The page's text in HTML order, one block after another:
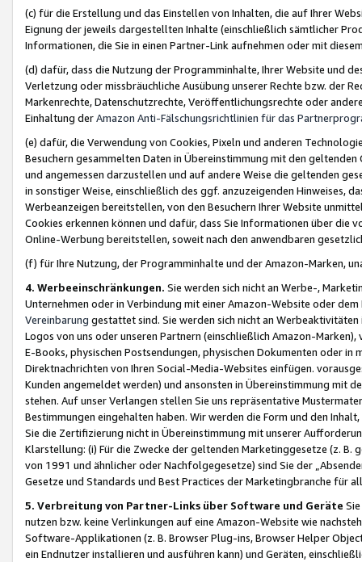
(c) für die Erstellung und das Einstellen von Inhalten, die auf Ihrer
Eignung der jeweils dargestellten Inhalte (einschließlich sämtlicher
Informationen, die Sie in einen Partner-Link aufnehmen oder mit
(d) dafür, dass die Nutzung der Programminhalte, Ihrer Website und
Verletzung oder missbräuchliche Ausübung unserer Rechte bzw. der
Markenrechte, Datenschutzrechte, Veröffentlichungsrechte oder
Einhaltung derAmazon Anti-Fälschungsrichtlinien für das
(e) dafür, die Verwendung von Cookies, Pixeln und anderen
Besuchern gesammelten Daten in Übereinstimmung mit den
und angemessen darzustellen und auf andere Weise die geltenden
in sonstiger Weise, einschließlich des ggf. anzuzeigenden Hinweises,
Werbeanzeigen bereitstellen, von den Besuchern Ihrer Website
Cookies erkennen können und dafür, dass Sie Informationen über die
Online-Werbung bereitstellen, soweit nach den anwendbaren
(f) für Ihre Nutzung, der Programminhalte und der Amazon-Marken,
4. Werbeeinschränkungen. Sie werden sich nicht an Werbe-,
Unternehmen oder in Verbindung mit einer Amazon-Website oder
Vereinbarung gestattet sind. Sie werden sich nicht an
Logos von uns oder unseren Partnern (einschließlich Amazon-
E-Books, physischen Postsendungen, physischen Dokumenten oder in
Direktnachrichten von Ihren Social-Media-Websites einfügen.
Kunden angemeldet werden) und ansonsten in Übereinstimmung mit
stehen. Auf unser Verlangen stellen Sie uns repräsentative
Bestimmungen eingehalten haben. Wir werden die Form und den
Sie die Zertifizierung nicht in Übereinstimmung mit unserer
Klarstellung: (i) Für die Zwecke der geltenden Marketinggesetze (z. B.
von 1991 und ähnlicher oder Nachfolgegesetze) sind Sie der
Gesetze und Standards und Best Practices der Marketingbranche für
5. Verbreitung von Partner-Links über Software und Geräte
nutzen bzw. keine Verlinkungen auf eine Amazon-Website wie
Software-Applikationen (z. B. Browser Plug-ins, Browser Helper
ein Endnutzer installieren und ausführen kann) und Geräten,